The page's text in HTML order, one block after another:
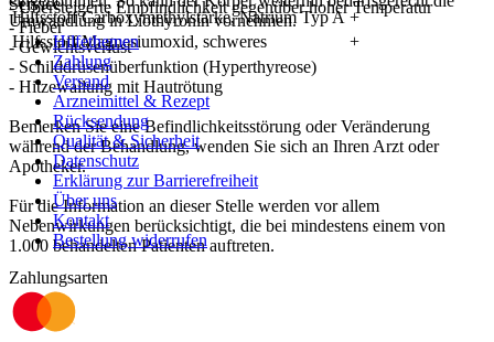
- Übersteigerte Empfindlichkeit gegenüber hoher Temperatur
- Fieber
- Gewichtsverlust
- Schilddrüsenüberfunktion (Hyperthyreose)
- Hitzewallung mit Hautrötung
Bemerken Sie eine Befindlichkeitsstörung oder Veränderung
während der Behandlung, wenden Sie sich an Ihren Arzt oder
Apotheker.
Für die Information an dieser Stelle werden vor allem
Nebenwirkungen berücksichtigt, die bei mindestens einem von
1.000 behandelten Patienten auftreten.
Umwandlung in Liothyronin vornehmen.
Hilfsstoff Carboxymethylstärke, Natrium Typ A +
Hilfsstoff Magnesiumoxid, schweres
+
Service
Hilfethemen
Zahlung
Versand
Arzneimittel & Rezept
Rücksendung
Qualität & Sicherheit
Datenschutz
Erklärung zur Barrierefreiheit
Über uns
Kontakt
Bestellung widerrufen
Zahlungsarten